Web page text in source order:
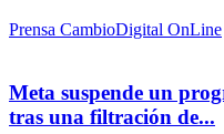
Prensa CambioDigital OnLine
Meta suspende un
tras una filtración de...